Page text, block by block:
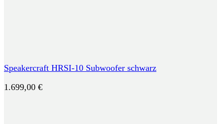
Speakercraft HRSI-10 Subwoofer schwarz
1.699,00 €